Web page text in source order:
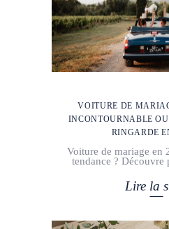
VOITURE DE
INCONTOURNABLE
RINGARDE
Voiture de mariage en
tendance ?
Lire la